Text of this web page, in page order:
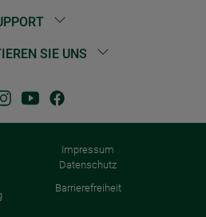
SIE UNS
Impressum
Datenschutz
Barrierefreiheit